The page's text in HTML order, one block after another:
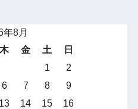
年8月
木 金 土
日
1
2
6 7 8
9
13 14 15
16